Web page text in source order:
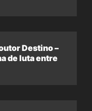
Destino –
de luta entre